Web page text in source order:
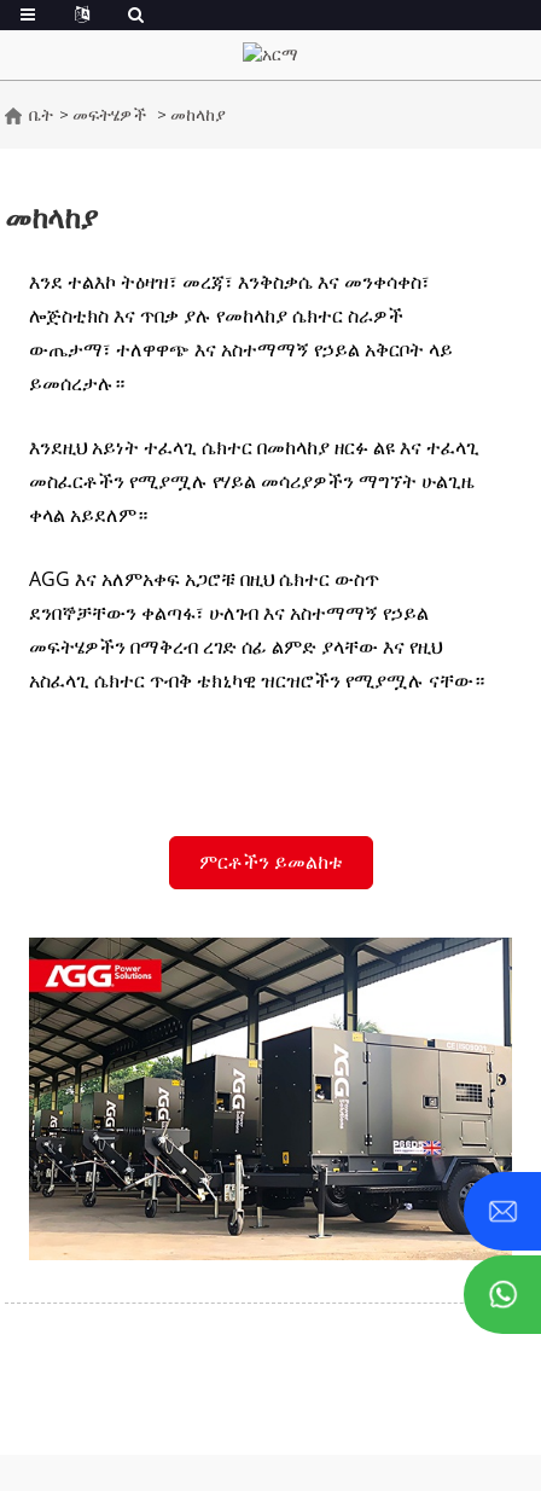
ቤት መፍትሄዎች መከላከያ
መከላከያ
እንደ ተልእኮ ትዕዛዝ፣ መረጃ፣ እንቅስቃሴ እና መንቀሳቀስ፣
ሎጅስቲክስ እና ጥበቃ ያሉ የመከላከያ ሴክተር ስራዎች
ውጤታማ፣ ተለዋዋጭ እና አስተማማኝ የኃይል አቅርቦት ላይ
ይመሰረታሉ።
እንደዚህ አይነት ተፈላጊ ሴክተር በመከላከያ ዘርፉ ልዩ እና ተፈላጊ
መስፈርቶችን የሚያሟሉ የሃይል መሳሪያዎችን ማግኘት ሁልጊዜ
ቀላል አይደለም።
AGG እና አለምአቀፍ አጋሮቹ በዚህ ሴክተር ውስጥ
ደንበኞቻቸውን ቀልጣፋ፣ ሁለገብ እና አስተማማኝ የኃይል
መፍትሄዎችን በማቅረብ ረገድ ሰፊ ልምድ ያላቸው እና የዚህ
አስፈላጊ ሴክተር ጥብቅ ቴክኒካዊ ዝርዝሮችን የሚያሟሉ ናቸው።
ምርቶችን ይመልከቱ